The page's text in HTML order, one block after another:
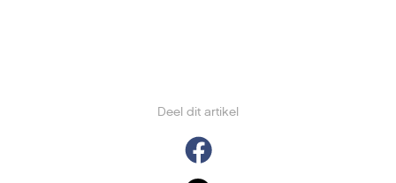
Deel dit artikel